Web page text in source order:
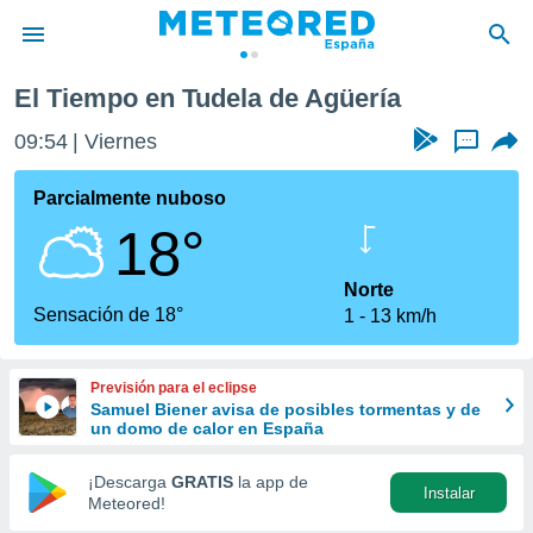
de
por
se
calidad.
a este
las
y
forma
digital
basada
El Tiempo en Tudela de Agüería
09:54 Viernes ...
Parcialmente nuboso
18°
Sensación de 18°
Norte
1
13 km/h
Previsión para el eclipse
Samuel Biener avisa de posibles tormentas y de
un domo de calor en España
¡Descarga GRATIS la app de
Meteored!
Instalar